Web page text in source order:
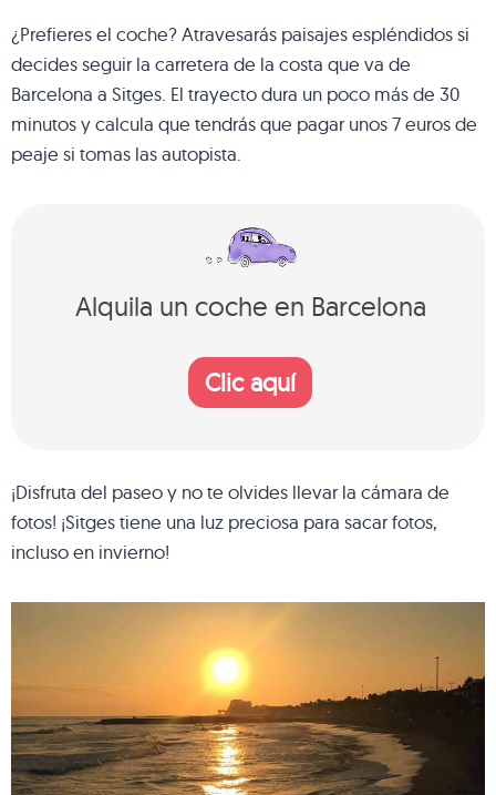
¿Prefieres el coche? Atravesarás paisajes espléndidos si
decides seguir la carretera de la costa que va de
Barcelona a Sitges. El trayecto dura un poco más de 30
minutos y calcula que tendrás que pagar unos 7 euros de
peaje si tomas las autopista.
Alquila un coche en Barcelona
Clic aquí
¡Disfruta del paseo y no te olvides llevar la cámara de
fotos! ¡Sitges tiene una luz preciosa para sacar fotos,
incluso en invierno!